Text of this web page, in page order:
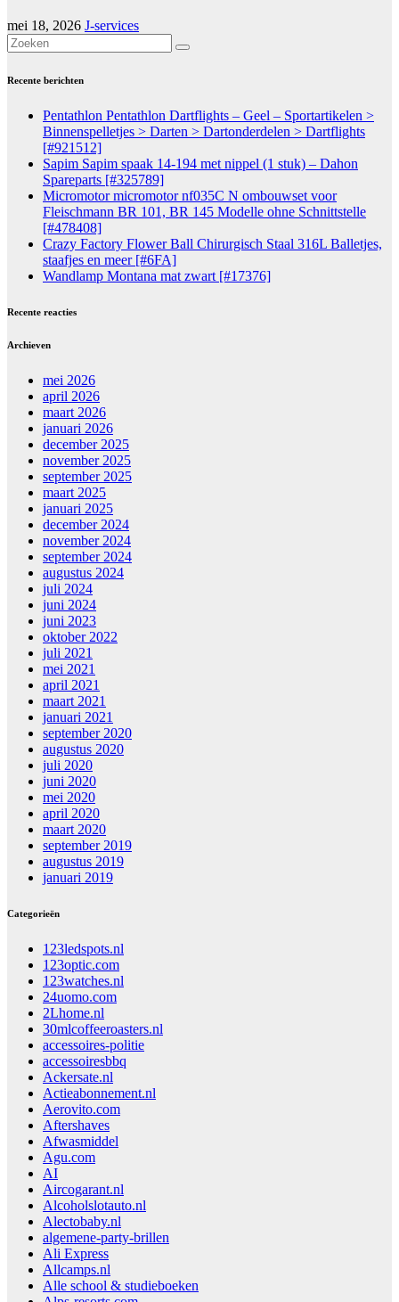
mei 18, 2026 J-services
Recente berichten
Pentathlon Pentathlon Dartflights – Geel – Sportartikelen >
Binnenspelletjes > Darten > Dartonderdelen > Dartflights
[#921512]
Sapim Sapim spaak 14-194 met nippel (1 stuk) – Dahon
Spareparts [#325789]
Micromotor micromotor nf035C N ombouwset voor
Fleischmann BR 101, BR 145 Modelle ohne Schnittstelle
[#478408]
Crazy Factory Flower Ball Chirurgisch Staal 316L Balletjes,
staafjes en meer [#6FA]
Wandlamp Montana mat zwart [#17376]
Recente reacties
Archieven
mei 2026
april 2026
maart 2026
januari 2026
december 2025
november 2025
september 2025
maart 2025
januari 2025
december 2024
november 2024
september 2024
augustus 2024
juli 2024
juni 2024
juni 2023
oktober 2022
juli 2021
mei 2021
april 2021
maart 2021
januari 2021
september 2020
augustus 2020
juli 2020
juni 2020
mei 2020
april 2020
maart 2020
september 2019
augustus 2019
januari 2019
Categorieën
123ledspots.nl
123optic.com
123watches.nl
24uomo.com
2Lhome.nl
30mlcoffeeroasters.nl
accessoires-politie
accessoiresbbq
Ackersate.nl
Actieabonnement.nl
Aerovito.com
Aftershaves
Afwasmiddel
Agu.com
AI
Aircogarant.nl
Alcoholslotauto.nl
Alectobaby.nl
algemene-party-brillen
Ali Express
Allcamps.nl
Alle school & studieboeken